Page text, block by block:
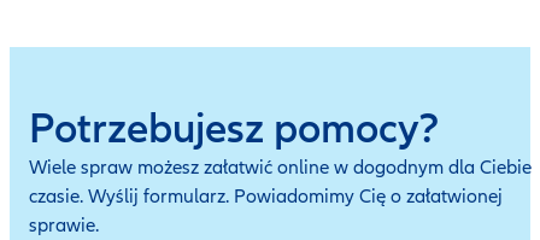
Potrzebujesz pomocy?
Wiele spraw możesz załatwić online w dogodnym dla Ciebie
czasie. Wyślij formularz. Powiadomimy Cię o załatwionej
sprawie.